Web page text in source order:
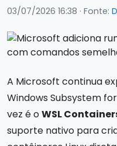
03/07/2026 16:38 · Fonte:
A Microsoft continua
Windows Subsystem
vez é oWSL
suporte nativo para